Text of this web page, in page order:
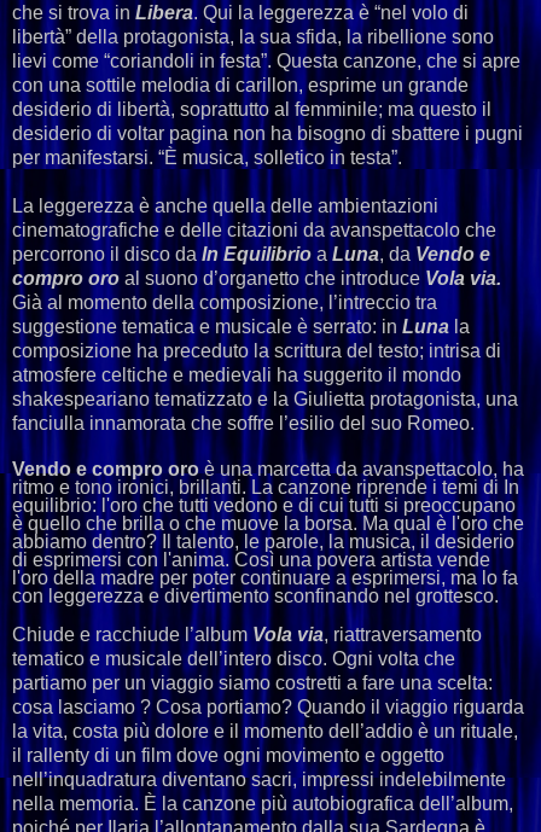
che si trova in Libera. Qui la leggerezza è “nel volo di
libertà” della protagonista, la sua sfida, la ribellione sono
lievi come “coriandoli in festa”. Questa canzone, che si apre
con una sottile melodia di carillon, esprime un grande
desiderio di libertà, soprattutto al femminile; ma questo il
desiderio di voltar pagina non ha bisogno di sbattere i pugni
per manifestarsi. “È musica, solletico in testa”.
La leggerezza è anche quella delle ambientazioni
cinematografiche e delle citazioni da avanspettacolo che
percorrono il disco da In Equilibrio a Luna, da Vendo e
compro oro al suono d’organetto che introduce Vola via.
Già al momento della composizione, l’intreccio tra
suggestione tematica e musicale è serrato: in Luna la
composizione ha preceduto la scrittura del testo; intrisa di
atmosfere celtiche e medievali ha suggerito il mondo
shakespeariano tematizzato e la Giulietta protagonista, una
fanciulla innamorata che soffre l’esilio del suo Romeo.
Vendo e compro oroè una marcetta da avanspettacolo, ha
ritmo e tono ironici, brillanti. La canzone riprende i temi di In
equilibrio: l'oro che tutti vedono e di cui tutti si preoccupano
è quello che brilla o che muove la borsa. Ma qual è l'oro che
abbiamo dentro? Il talento, le parole, la musica, il desiderio
di esprimersi con l'anima. Così una povera artista vende
l'oro della madre per poter continuare a esprimersi, ma lo fa
con leggerezza e divertimento sconfinando nel grottesco.
Chiude e racchiude l’album Vola via, riattraversamento
tematico e musicale dell’intero disco. Ogni volta che
partiamo per un viaggio siamo costretti a fare una scelta:
cosa lasciamo ? Cosa portiamo? Quando il viaggio riguarda
la vita, costa più dolore e il momento dell’addio è un rituale,
il rallenty di un film dove ogni movimento e oggetto
nell’inquadratura diventano sacri, impressi indelebilmente
nella memoria. È la canzone più autobiografica dell’album,
poiché per Ilaria l’allontanamento dalla sua Sardegna è